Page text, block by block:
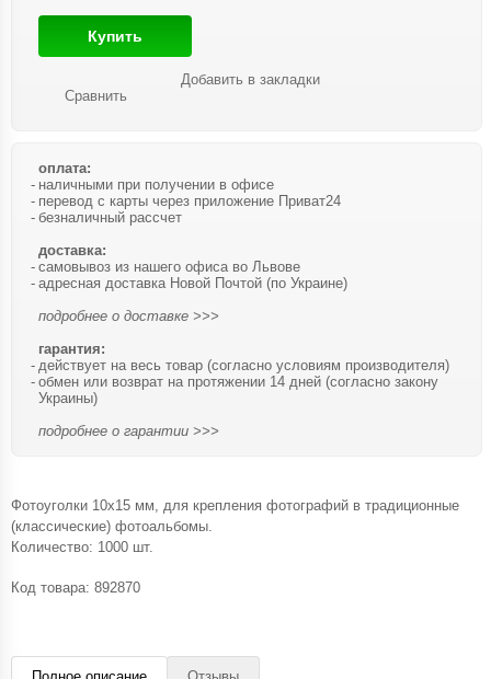
Купить
Сравнить
Добавить в закладки
оплата:
наличными при получении в офисе
перевод с карты через приложение Приват24
безналичный рассчет
доставка:
самовывоз из нашего офиса во Львове
адресная доставка Новой Почтой (по Украине)
подробнее о доставке >>>
гарантия:
действует на весь товар (согласно условиям производителя)
обмен или возврат на протяжении 14 дней (согласно закону
Украины)
подробнее о гарантии >>>
Фотоуголки 10x15 мм, для крепления фотографий в традиционные
(классические) фотоальбомы.
Количество: 1000 шт.
Код товара: 892870